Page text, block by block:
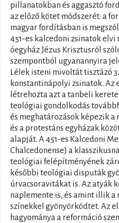
pillanatokban és aggasztó
az előző kötet módszerét: a
magyar fordításban is
451-es kalcedoni zsinatok
óegyház Jézus Krisztusról
szempontból ugyanannyira
Lélek isteni mivoltát tisztázó
konstantinápolyi zsinatok. Az
létrehozta azt a tanbeli
teológiai gondolkodás
és meghatározások képezik
és a protestáns egyházak
alapját. A 451-es Kalcedoni
Chalcedonense) a
teológiai felépítményének
későbbi teológiai disputák
úrvacsoravitákat is. Az atyák
naplemente is, és amint illik
színekkel gyönyörködtet. Az
hagyománya a reformáció